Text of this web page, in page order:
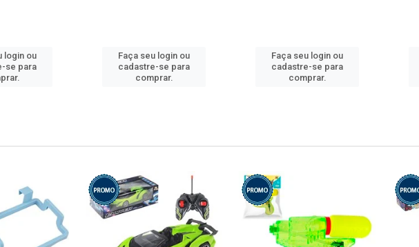
login ou
se para
Faça seu login ou
cadastre-se para
comprar.
Faça seu login ou
cadastre-se para
comprar.